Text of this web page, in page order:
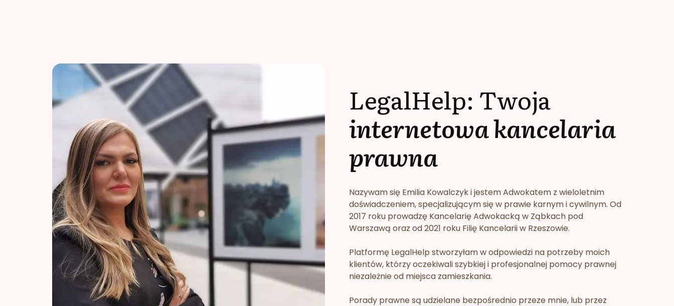
LegalHelp: Twoja
internetowa kancelaria
prawna
Nazywam się Emilia Kowalczyk i jestem Adwokatem z wieloletnim
doświadczeniem, specjalizującym się w prawie karnym i cywilnym. Od
2017 roku prowadzę Kancelarię Adwokacką w Ząbkach pod
Warszawą oraz od 2021 roku Filię Kancelarii w Rzeszowie.
Platformę LegalHelp stworzyłam w odpowiedzi na potrzeby moich
klientów, którzy oczekiwali szybkiej i profesjonalnej pomocy prawnej
niezależnie od miejsca zamieszkania.
Porady prawne są udzielane bezpośrednio przeze mnie, lub przez